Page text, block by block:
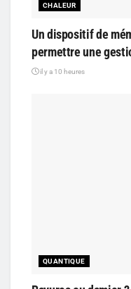
CHALEUR
Un dispositif de
permettre une
il y a 10 heures
QUANTIQUE